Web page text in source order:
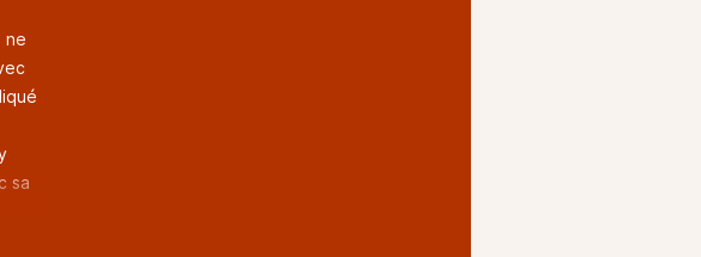
ne
sa